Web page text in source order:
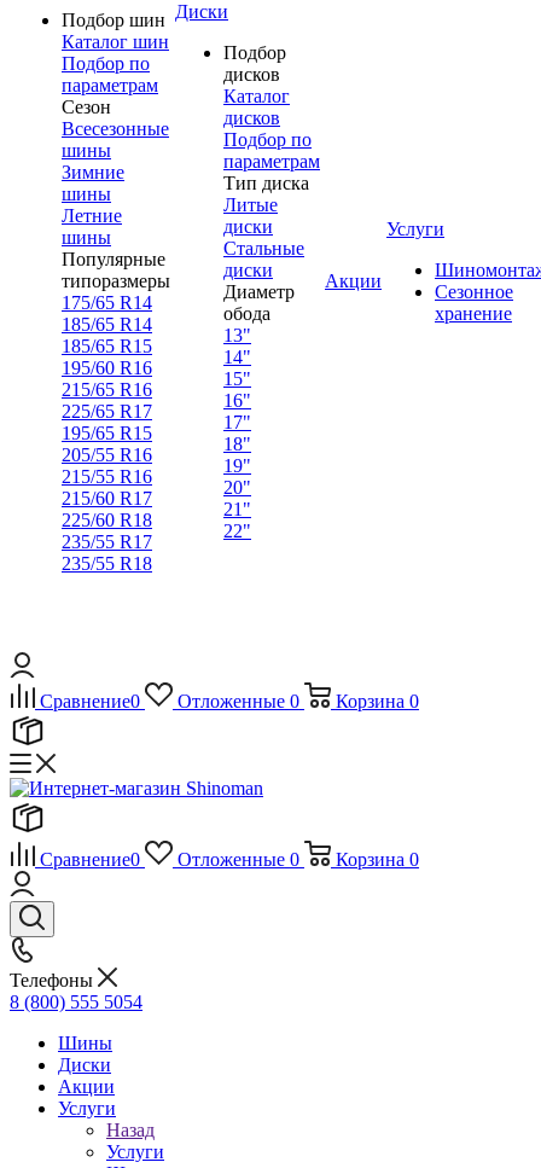
Подбор шин
Каталог шин
Подбор по
параметрам
Сезон
Всесезонные
шины
Зимние
шины
Летние
шины
Популярные
типоразмеры
175/65 R14
185/65 R14
185/65 R15
195/60 R16
215/65 R16
225/65 R17
195/65 R15
205/55 R16
215/55 R16
215/60 R17
225/60 R18
235/55 R17
235/55 R18
Диски
Подбор
дисков
Каталог
дисков
Подбор по
параметрам
Тип диска
Литые
диски
Стальные
диски
Диаметр
обода
13"
14"
15"
16"
17"
18"
19"
20"
21"
22"
Акции
Услуги
Сезонное
хранение
Сравнение0 Отложенные 0 Корзина 0
Сравнение0 Отложенные 0 Корзина 0
Телефоны
8 (800) 555 5054
Шины
Диски
Акции
Услуги
Назад
Услуги